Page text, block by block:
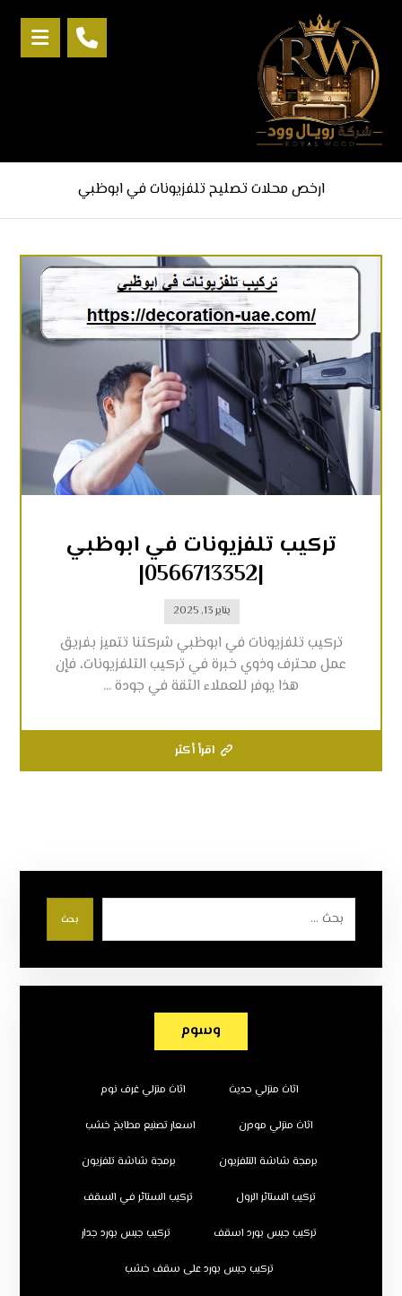
ارخص محلات تصليح تلفزيونات في ابوظبي
تركيب تلفزيونات في ابوظبي
|0566713352|
يناير 13, 2025
تركيب تلفزيونات في ابوظبي شركتنا تتميز بفريق
عمل محترف وذوي خبرة في تركيب التلفزيونات، فإن
هذا يوفر للعملاء الثقة في جودة ...
اقرأ أكثر
بحث
وسوم
اثاث منزلي حديث اثاث منزلي غرف نوم
اثاث منزلي مودرن اسعار تصنيع مطابخ خشب
برمجة شاشة التلفزيون برمجة شاشة تلفزيون
تركيب الستائر الرول تركيب الستائر في السقف
تركيب جبس بورد اسقف تركيب جبس بورد جدار
تركيب جبس بورد على سقف خشب